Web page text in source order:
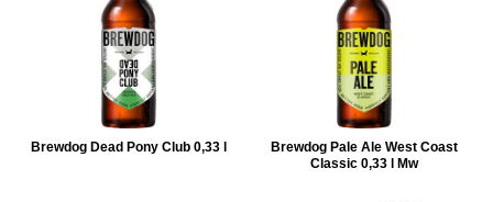
Brewdog Dead Pony Club 0,33 l
Brewdog Pale Ale West Coast
Classic 0,33 l Mw